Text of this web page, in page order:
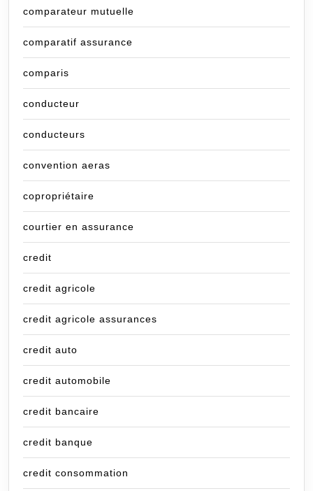
comparateur mutuelle
comparatif assurance
comparis
conducteur
conducteurs
convention aeras
copropriétaire
courtier en assurance
credit
credit agricole
credit agricole assurances
credit auto
credit automobile
credit bancaire
credit banque
credit consommation